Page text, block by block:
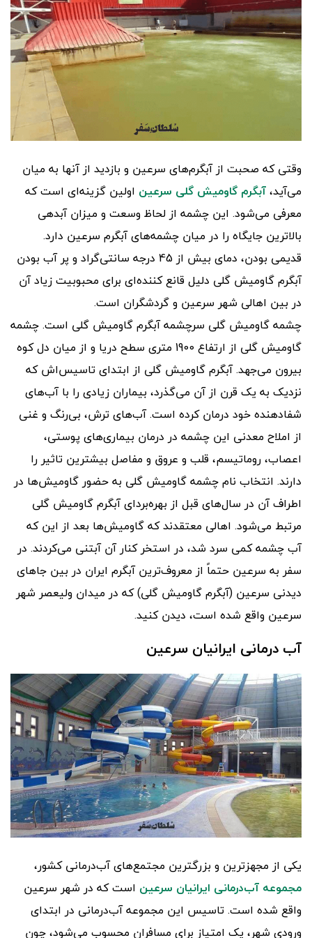
وقتی که صحبت از آبگرم‌های سرعین و بازدید از آنها به میان
می‌آید،آبگرم گاومیش گلی سرعین اولین گزینه‌ای است که
معرفی می‌شود. این چشمه از لحاظ وسعت و میزان آبدهی
بالاترین جایگاه را در میان چشمه‌های آبگرم سرعین دارد.
قدیمی بودن، دمای بیش از 45 درجه سانتی‌گراد و پر آب بودن
آبگرم گاومیش گلی دلیل قانع کننده‌ای برای محبوبیت زیاد آن
در بین اهالی شهر سرعین و گردشگران است.
چشمه گاومیش گلی سرچشمه آبگرم گاومیش گلی است. چشمه
گاومیش گلی از ارتفاع 1900 متری سطح دریا و از میان دل کوه
بیرون می‌جهد. آبگرم گاومیش گلی از ابتدای تاسیس‌اش که
نزدیک به یک قرن از آن می‌گذرد، بیماران زیادی را با آب‌های
شفادهنده خود درمان کرده است. آب‌های ترش، بی‌رنگ و غنی
از املاح معدنی این چشمه در درمان بیماری‌های پوستی،
اعصاب، روماتیسم، قلب و عروق و مفاصل بیشترین تاثیر را
دارند. انتخاب نام چشمه گاومیش گلی به حضور گاومیش‌ها در
اطراف آن در سال‌های قبل از بهره‌بردای آبگرم گاومیش گلی
مرتبط می‌شود. اهالی معتقدند که گاومیش‌ها بعد از این که
آب چشمه کمی سرد شد، در استخر کنار آن آبتنی می‌کردند. در
سفر به سرعین حتماً از معروف‌ترین آبگرم ایران در بین جاهای
دیدنی سرعین (آبگرم گاومیش گلی) که در میدان ولیعصر شهر
سرعین واقع شده است، دیدن کنید.
آب درمانی ایرانیان سرعین
یکی از مجهزترین و بزرگترین مجتمع‌های آب‌درمانی‌ کشور،
مجموعه آب‌درمانی ایرانیان سرعین است که در شهر سرعین
واقع شده است. تاسیس این مجموعه آب‌درمانی در ابتدای
ورودی شهر، یک امتیاز برای مسافران محسوب می‌شود، چون